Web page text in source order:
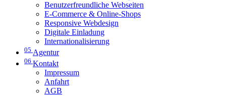
Benutzerfreundliche Webseiten
E-Commerce & Online-Shops
Responsive Webdesign
Digitale Einladung
Internationalisierung
05 Agentur
06 Kontakt
Impressum
Anfahrt
AGB